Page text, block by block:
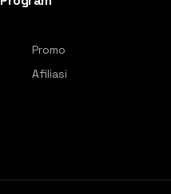
Promo
Afiliasi